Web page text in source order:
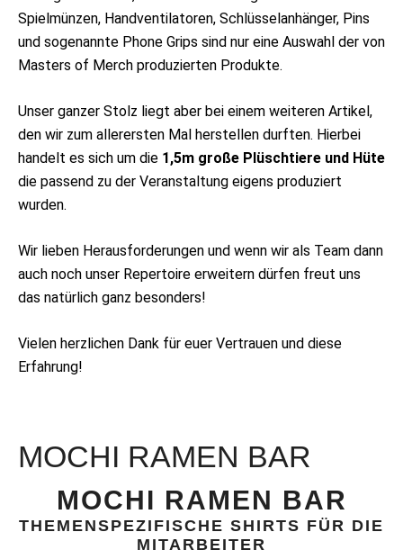
Spielmünzen, Handventilatoren, Schlüsselanhänger, Pins
und sogenannte Phone Grips sind nur eine Auswahl der von
Masters of Merch produzierten Produkte.
Unser ganzer Stolz liegt aber bei einem weiteren Artikel,
den wir zum allerersten Mal herstellen durften. Hierbei
handelt es sich um die 1,5m große Plüschtiere und Hüte
die passend zu der Veranstaltung eigens produziert
wurden.
Wir lieben Herausforderungen und wenn wir als Team dann
auch noch unser Repertoire erweitern dürfen freut uns
das natürlich ganz besonders!
Vielen herzlichen Dank für euer Vertrauen und diese
Erfahrung!
MOCHI RAMEN BAR
MOCHI RAMEN BAR
THEMENSPEZIFISCHE SHIRTS FÜR DIE
MITARBEITER